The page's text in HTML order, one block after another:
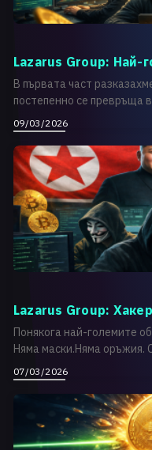
Lazarus Group: Най-
В първата част
постепенно се превръща
09/03/2026
Lazarus Group:
Понякога най-големите
Няма маски.Няма оръжия.
07/03/2026